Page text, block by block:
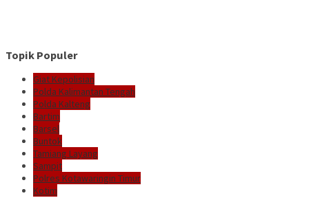
Topik Populer
Giat Kepolisian
Polda Kalimantan Tengah
Polda Kalteng
Bartim
Barsel
Buntok
Tamiang Layang
Sampit
Polres Kotawaringin Timur
Kotim